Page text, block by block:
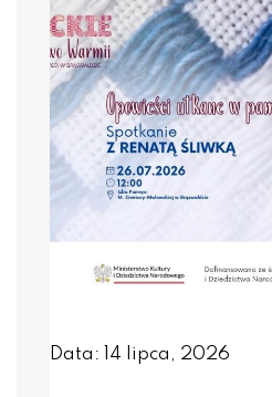
Data: 14 lipca, 2026